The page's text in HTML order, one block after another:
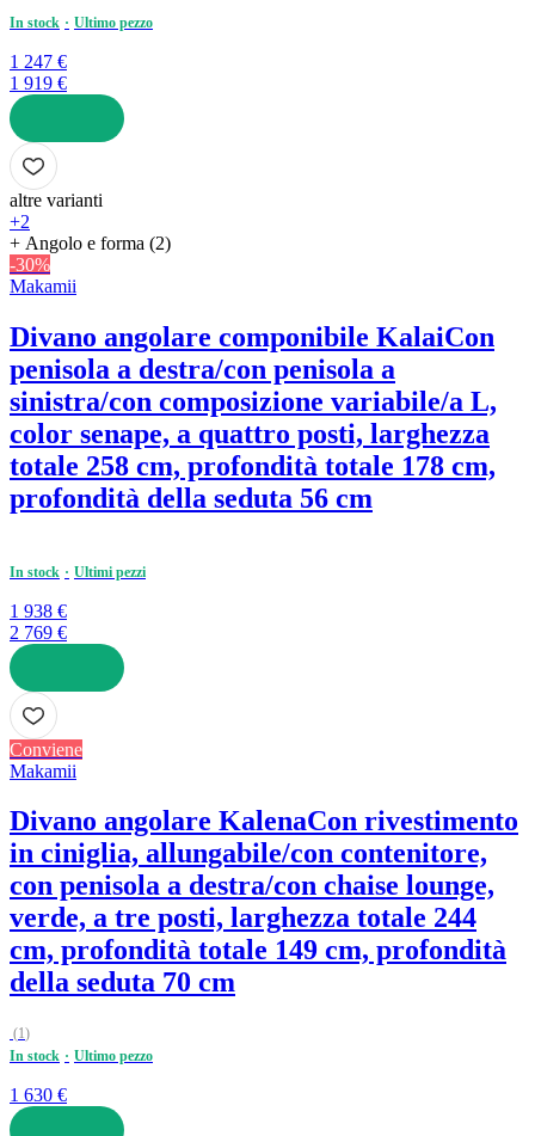
In stock Ultimo pezzo
1 247 €
1 919 €
AGGIUNGI
altre varianti
+2
+ Angolo e forma (2)
-30%
Makamii
Divano angolare componibile KalaiCon
penisola a destra/con penisola a
sinistra/con composizione variabile/a L,
color senape, a quattro posti, larghezza
totale 258 cm, profondità totale 178 cm,
profondità della seduta 56 cm
In stock Ultimi pezzi
1 938 €
2 769 €
AGGIUNGI
Conviene
Makamii
Divano angolare KalenaCon rivestimento
in ciniglia, allungabile/con contenitore,
con penisola a destra/con chaise lounge,
verde, a tre posti, larghezza totale 244
cm, profondità totale 149 cm, profondità
della seduta 70 cm
(1)
In stock
Ultimo pezzo
1 630 €